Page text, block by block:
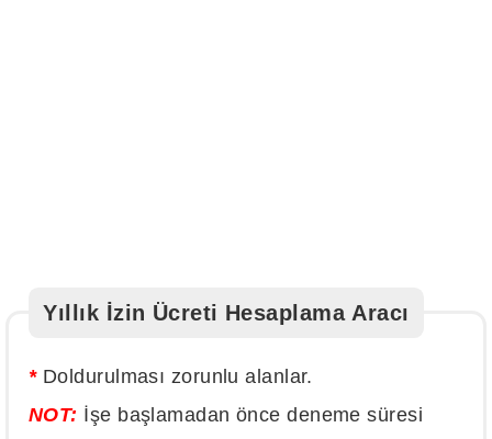
Yıllık İzin Ücreti Hesaplama Aracı
*Doldurulması zorunlu alanlar.
NOT: İşe başlamadan önce deneme süresi